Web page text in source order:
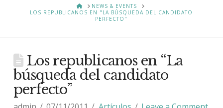
HOMENEWS & EVENTS
LOS REPUBLICANOS EN "LA BÚSQUEDA DEL CANDIDATO
PERFECTO"
Los republicanos en “La
búsqueda del candidato
perfecto”